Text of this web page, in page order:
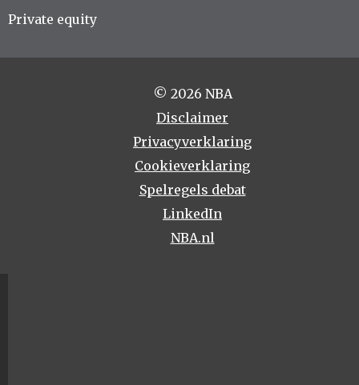
Private equity
© 2026 NBA
Disclaimer
Privacyverklaring
Cookieverklaring
Spelregels debat
LinkedIn
NBA.nl